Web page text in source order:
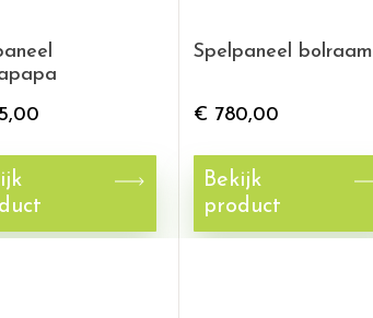
Spelpaneel bolraam
€ 780,00
Bekijk
product